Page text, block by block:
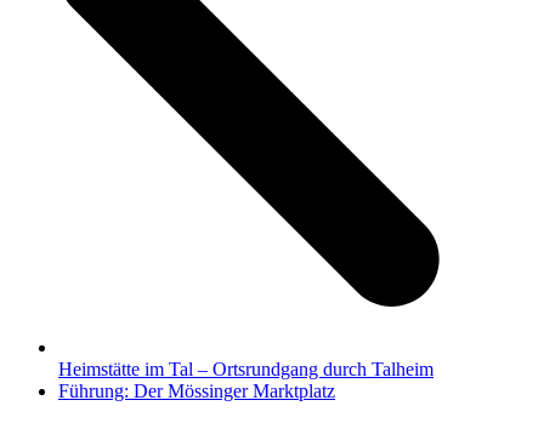
Heimstätte im Tal – Ortsrundgang durch Talheim
Nächster
Führung: Der Mössinger Marktplatz